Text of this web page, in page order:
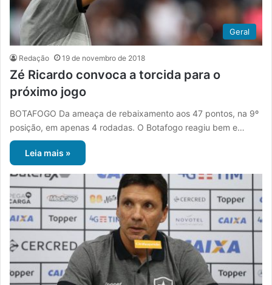
Geral
Redação 19 de novembro de 2018
Zé Ricardo convoca a torcida para o
próximo jogo
BOTAFOGO Da ameaça de rebaixamento aos 47 pontos, na 9º
posição, em apenas 4 rodadas. O Botafogo reagiu bem e…
Leia mais »